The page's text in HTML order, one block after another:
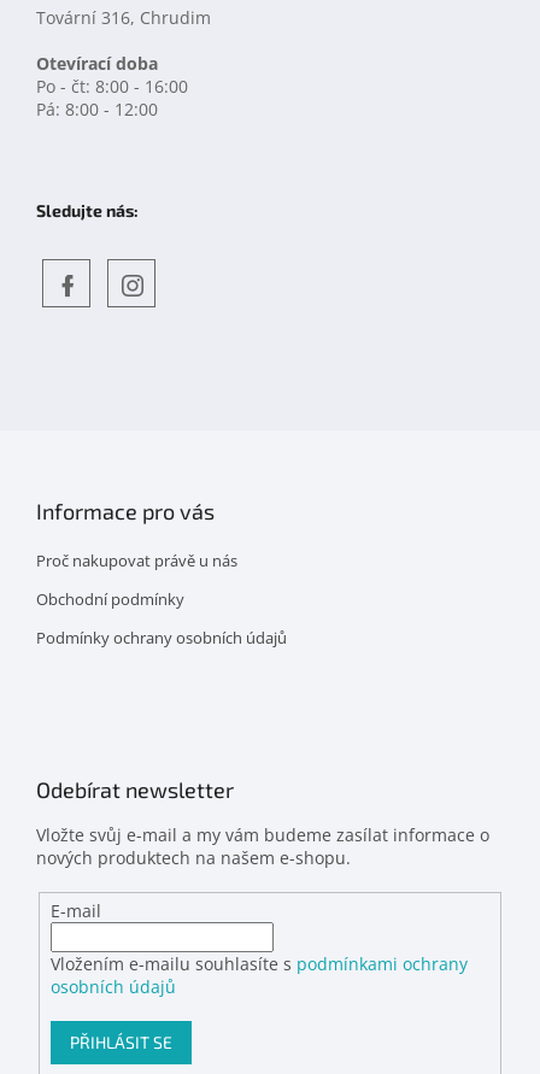
Tovární 316, Chrudim
Otevírací doba
Po - čt: 8:00 - 16:00
Pá: 8:00 - 12:00
Sledujte nás:
Informace pro vás
Proč nakupovat právě u nás
Obchodní podmínky
Podmínky ochrany osobních údajů
Odebírat newsletter
Vložte svůj e-mail a my vám budeme zasílat informace o
nových produktech na našem e-shopu.
E-mail
Vložením e-mailu souhlasíte s podmínkami ochrany
osobních údajů
PŘIHLÁSIT SE